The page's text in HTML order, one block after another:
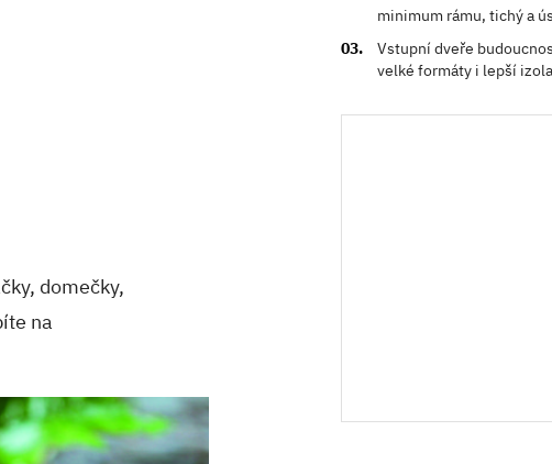
domečky,
na
minimum rámu, tichý a
Vstupní dveře
velké formáty i lepší